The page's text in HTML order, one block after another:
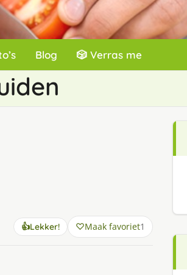
Blog 🎲 Verras me
👍Lekker! Maak favoriet1